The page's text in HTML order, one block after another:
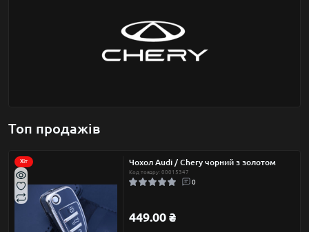
Топ продажів
Хіт Чохол Audi / Chery чорний з золотом
Код товару: 00015347
0
449.00 ₴